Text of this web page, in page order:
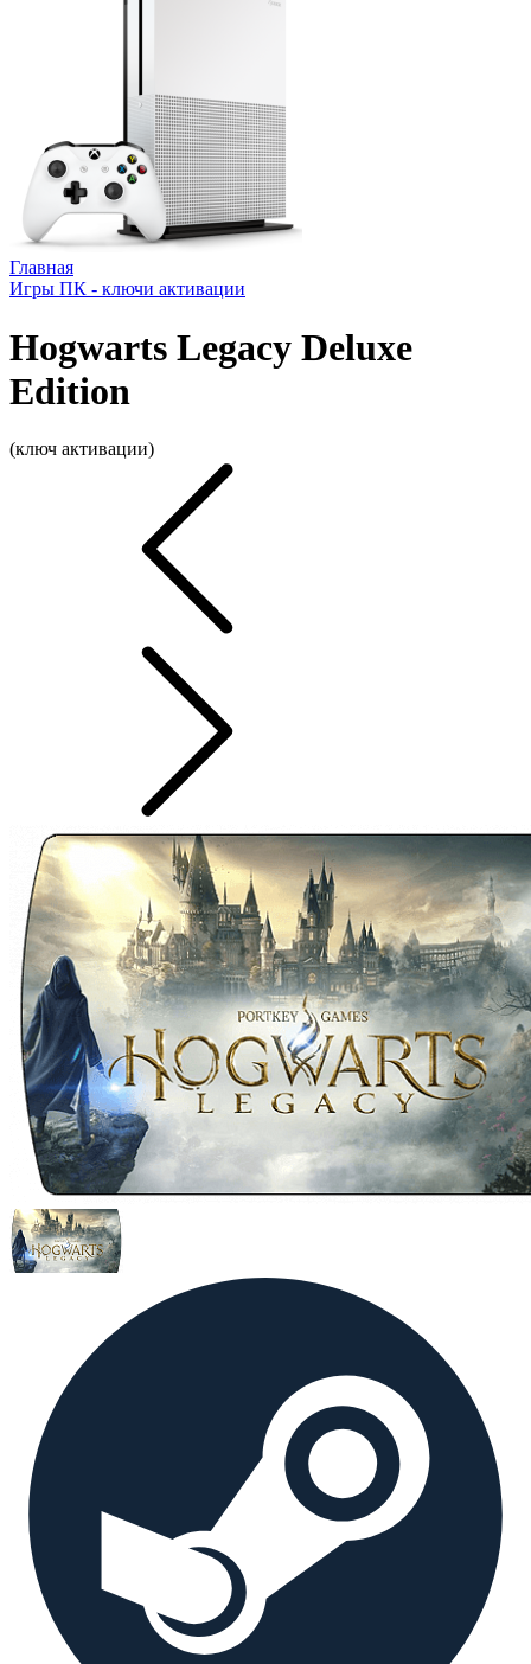
Главная
Игры ПК - ключи активации
Hogwarts Legacy Deluxe
Edition
(ключ активации)